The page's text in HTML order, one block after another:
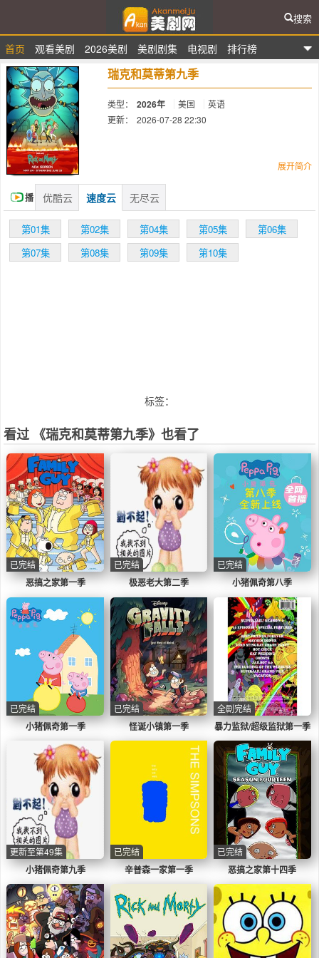
爱看美剧网
首页 观看美剧 2026美剧 美剧剧集 电视剧 排行榜
搜索
瑞克和莫蒂第九季
类型： 2026年 美国
英语
更新：
2026-07-28 22:30
Rick and Morty is back, baby! Season
Nine is all certified bangers. No AI slop! Just
Grade A organic slop, made by real humans
with real human traits like back hair and
cysts. Please watch, or we’ll have neglected
展开简介
播 优酷云 速度云 无尽云
第01集 第02集 第04集 第05集
第06集
第07集
第08集 第09集 第10集
标签：
看过 《瑞克和莫蒂第九季》也看了
恶搞之家第一季
已完结
极恶老大第二季
已完结
小猪佩奇第八季
已完结
小猪佩奇第一季
已完结
怪诞小镇第一季
已完结
暴力监狱/超级监狱第一季
全剧完结
小猪佩奇第九季
更新至第49集
辛普森一家第一季
已完结
恶搞之家第十四季
已完结